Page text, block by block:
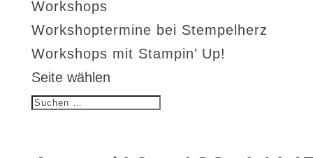
Workshops
Workshoptermine bei Stempelherz
Workshops mit Stampin’ Up!
Seite wählen